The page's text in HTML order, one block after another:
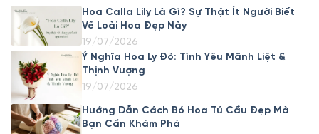
Hoa Calla Lily Là Gì? Sự Thật Ít Người Biết
Về Loài Hoa Đẹp Này
19/07/2026
Ý Nghĩa Hoa Ly Đỏ: Tình Yêu Mãnh Liệt &
Thịnh Vượng
19/07/2026
Hướng Dẫn Cách Bó Hoa Tú Cầu Đẹp Mà
Bạn Cần Khám Phá